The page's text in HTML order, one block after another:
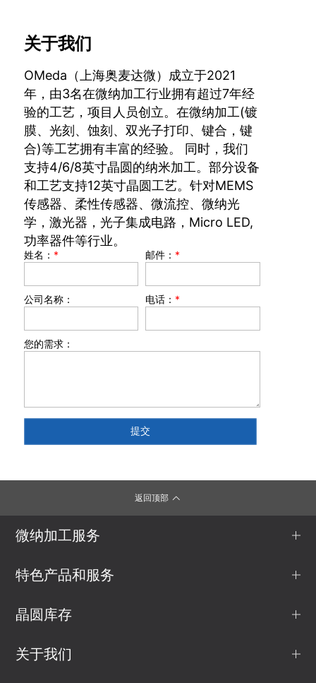
关于我们
OMeda（上海奥麦达微）成立于2021
年，由3名在微纳加工行业拥有超过7年经
验的工艺，项目人员创立。在微纳加工(镀
膜、光刻、蚀刻、双光子打印、键合，键
合)等工艺拥有丰富的经验。 同时，我们
支持4/6/8英寸晶圆的纳米加工。部分设备
和工艺支持12英寸晶圆工艺。针对MEMS
传感器、柔性传感器、微流控、微纳光
学，激光器，光子集成电路，Micro LED,
功率器件等行业。
姓名： * 邮件： *
公司名称： 电话： *
您的需求：
返回顶部
微纳加工服务
特色产品和服务
晶圆库存
关于我们